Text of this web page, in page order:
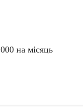
на місяць